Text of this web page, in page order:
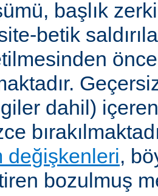
başlık
betik
dahil)
değişkenleri,
bozulmuş